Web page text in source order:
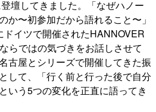
壇してきました。「なぜハノー
か〜初参加だから語れること〜」
イツで開催されたHANNOVER
らではの気づきをお話しさせて
古屋とシリーズで開催してきた振
して、「行く前と行った後で自分
いう5つの変化を正直に語ってき